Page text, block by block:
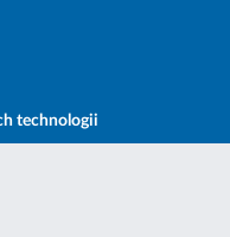
technologii